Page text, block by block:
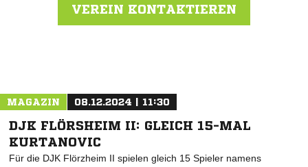
VEREIN KONTAKTIEREN
MAGAZIN 08.12.2024 | 11:30
DJK FLÖRSHEIM II: GLEICH 15-MAL
KURTANOVIC
Für die DJK Flörzheim II spielen gleich 15 Spieler namens